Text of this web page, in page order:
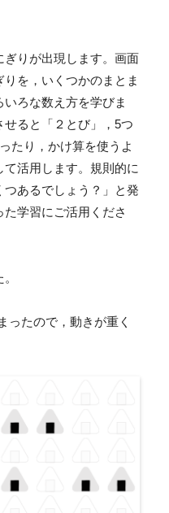
りが出現します。画面
を，いくつかのまとま
ろな数え方を学びま
ると「２とび」，5つ
たり，かけ算を使うよ
活用します。規則的に
あるでしょう？」と発
学習にご活用くださ
ったので，動きが重く